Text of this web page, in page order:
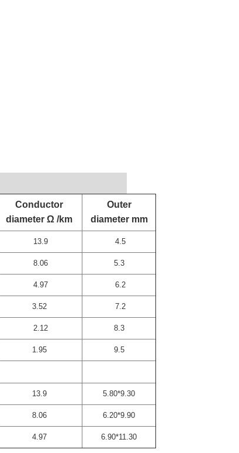
Conductor
diameter Ω /km
Outer
diameter mm
13.9 4.5
8.06 5.3
4.97 6.2
3.52 7.2
2.12 8.3
1.95 9.5
13.9 5.80*9.30
8.06 6.20*9.90
4.97 6.90*11.30